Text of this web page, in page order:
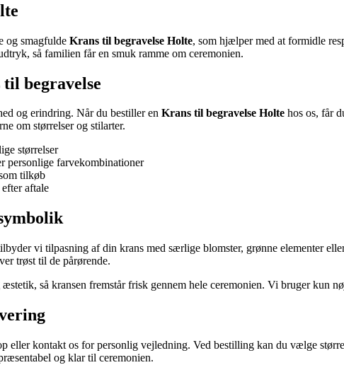
og smagfulde Krans til begravelse Holte, som hjælper med at formidle
så familien får en smuk ramme om ceremonien.
begravelse
og erindring. Når du bestiller en Krans til begravelse Holte hos os, får
om størrelser og stilarter.
størrelser
personlige farvekombinationer
tilkøb
aftale
vi tilpasning af din krans med særlige blomster, grønne elementer
trøst til de pårørende.
så kransen fremstår frisk gennem hele ceremonien. Vi bruger kun
eller kontakt os for personlig vejledning. Ved bestilling kan du vælge
og klar til ceremonien.